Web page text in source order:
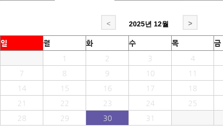
< 2025년 12월 >
일 월 화 수 목
금
1
2 3
4
7
8 9 10
11
14
15 16 17
18
21
22 23 24
25
28
29 30 31